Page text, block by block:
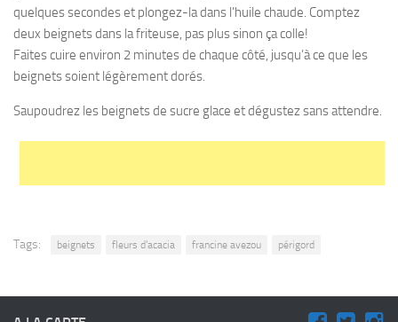
quelques secondes et plongez-la dans l’huile chaude. Comptez
deux beignets dans la friteuse, pas plus sinon ça colle!
Faites cuire environ 2 minutes de chaque côté, jusqu’à ce que les
beignets soient légèrement dorés.
Saupoudrez les beignets de sucre glace et dégustez sans attendre.
Tags: beignets fleurs d'acacia francine avezou périgord